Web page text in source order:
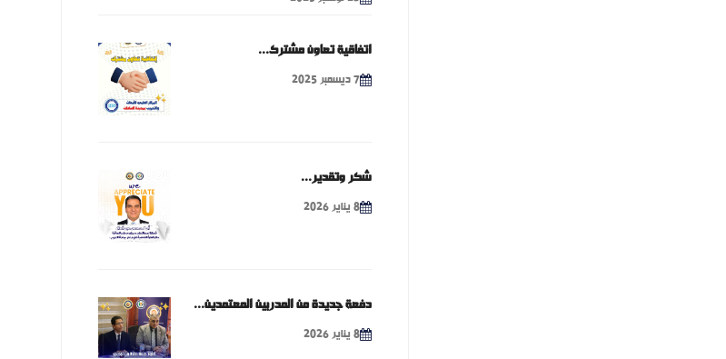
اتفاقية تعاون مشترك...
7 ديسمبر 2025
شكر وتقدير...
8 يناير 2026
دفعة جديدة من المدربين المعتمدين...
8 يناير 2026